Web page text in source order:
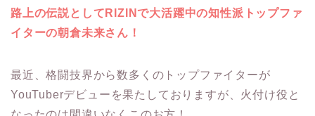
路上の伝説としてRIZINで大活躍中の知性派トップファ
イターの朝倉未来さん！
最近、格闘技界から数多くのトップファイターが
YouTuberデビューを果たしておりますが、火付け役と